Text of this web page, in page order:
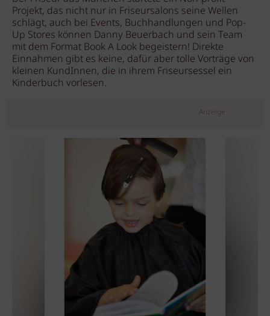
Projekt, das nicht nur in Friseursalons seine Wellen
schlägt, auch bei Events, Buchhandlungen und Pop-
Up Stores können Danny Beuerbach und sein Team
mit dem Format Book A Look begeistern! Direkte
Einnahmen gibt es keine, dafür aber tolle Vorträge von
kleinen KundInnen, die in ihrem Friseursessel ein
Kinderbuch vorlesen.
Anzeige